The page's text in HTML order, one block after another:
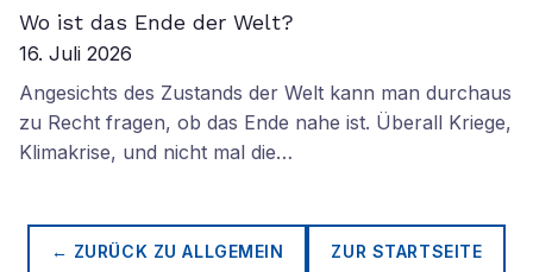
Wo ist das Ende der Welt?
16. Juli 2026
Angesichts des Zustands der Welt kann man durchaus
zu Recht fragen, ob das Ende nahe ist. Überall Kriege,
Klimakrise, und nicht mal die…
← ZURÜCK ZUALLGEMEIN ZUR STARTSEITE